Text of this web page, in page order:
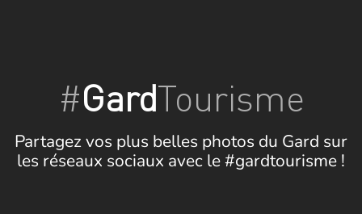
#GardTourisme
Partagez vos plus belles photos du Gard sur
les réseaux sociaux avec le #gardtourisme !